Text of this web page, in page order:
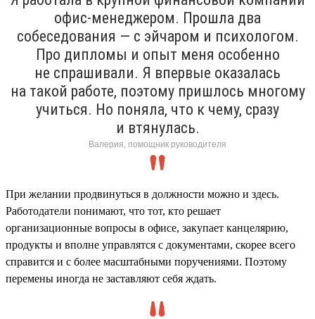
офис-менеджером. Прошла два
собеседования — с эйчаром и психологом.
Про дипломы и опыт меня особенно
не спрашивали. Я впервые оказалась
на такой работе, поэтому пришлось многому
учиться. Но поняла, что к чему, сразу
и втянулась.
Валерия, помощник руководителя
При желании продвинуться в должности можно и здесь.
Работодатели понимают, что тот, кто решает
организационные вопросы в офисе, закупает канцелярию,
продукты и вполне управлятся с документами, скорее всего
справится и с более масштабными поручениями. Поэтому
перемены иногда не заставляют себя ждать.